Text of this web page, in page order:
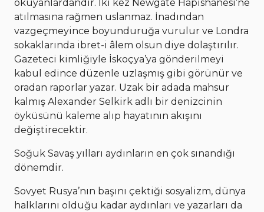
okuyanlardandır. İki kez Newgate Hapishanesi’ne
atılmasına rağmen uslanmaz. İnadından
vazgeçmeyince boyunduruğa vurulur ve Londra
sokaklarında ibret-i âlem olsun diye dolaştırılır.
Gazeteci kimliğiyle İskoçya’ya gönderilmeyi
kabul edince düzenle uzlaşmış gibi görünür ve
oradan raporlar yazar. Uzak bir adada mahsur
kalmış Alexander Selkirk adlı bir denizcinin
öyküsünü kaleme alıp hayatının akışını
değiştirecektir.
Soğuk Savaş yılları aydınların en çok sınandığı
dönemdir.
Sovyet Rusya’nın başını çektiği sosyalizm, dünya
halklarını olduğu kadar aydınları ve yazarları da